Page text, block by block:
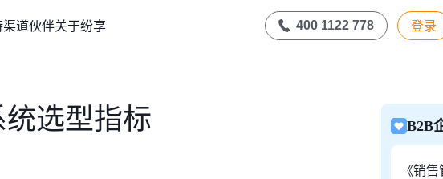
渠道伙伴关于纷享 400 1122 778 登录
选型指标 B2B
《销